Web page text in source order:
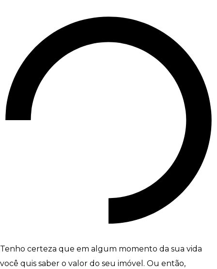
Tenho certeza que em algum momento da sua vida
você quis saber o valor do seu imóvel. Ou então,